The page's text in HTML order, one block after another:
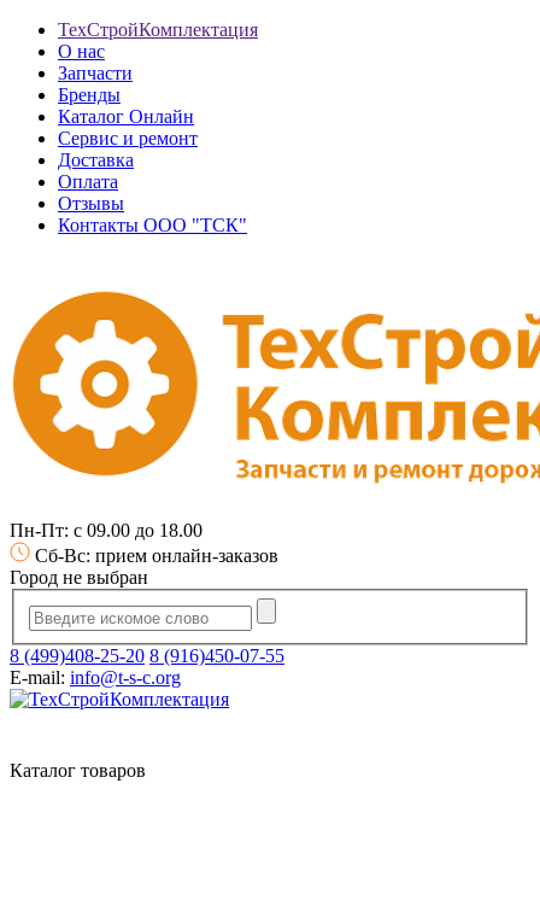
ТехСтройКомплектация
О нас
Запчасти
Бренды
Каталог Онлайн
Сервис и ремонт
Доставка
Оплата
Отзывы
Контакты ООО "ТСК"
Пн-Пт: с 09.00 до 18.00
Сб-Вс: прием онлайн-заказов
Город не выбран
8 (499)408-25-20 8 (916)450-07-55
E-mail: info@t-s-c.org
Каталог товаров